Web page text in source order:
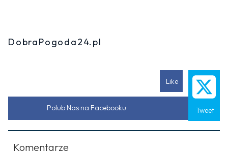
DobraPogoda24.pl
Like
Tweet
Polub Nas na Facebooku
Komentarze